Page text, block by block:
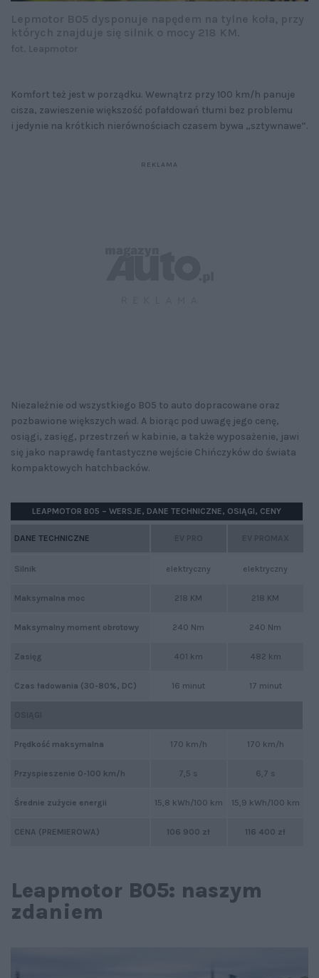
Komfort też jest w porządku. Wewnątrz przy 100 km/h panuje
cisza, zawieszenie większość pofałdowań tłumi bez problemu
i jedynie na krótkich nierównościach czasem bywa „sztywnawe”.
Niezależnie od wszystkiego B05 to auto dopracowane oraz
pozbawione większych wad. A biorąc pod uwagę jego cenę,
osiągi, zasięg, przestrzeń w kabinie, a także wyposażenie, jawi
się jako naprawdę fantastyczne wejście Chińczyków do świata
kompaktowych hatchbacków.
LEAPMOTOR B05 – WERSJE, DANE TECHNICZNE, OSIĄGI, CENY
elektryczny elektryczny
218 KM 218 KM
240 Nm 240 Nm
401 km 482 km
16 minut 17 minut
170 km/h 170 km/h
7,5 s 6,7 s
15,8 kWh/100 km 15,9 kWh/100 km
106 900 zł 116 400 zł
DANE TECHNICZNE
Silnik
Maksymalna moc
Maksymalny moment obrotowy
Zasięg
Czas ładowania (30-80%, DC)
Prędkość maksymalna
Przyspieszenie 0-100 km/h
Średnie zużycie energii
CENA (PREMIEROWA)
Leapmotor B05: naszym
zdaniem